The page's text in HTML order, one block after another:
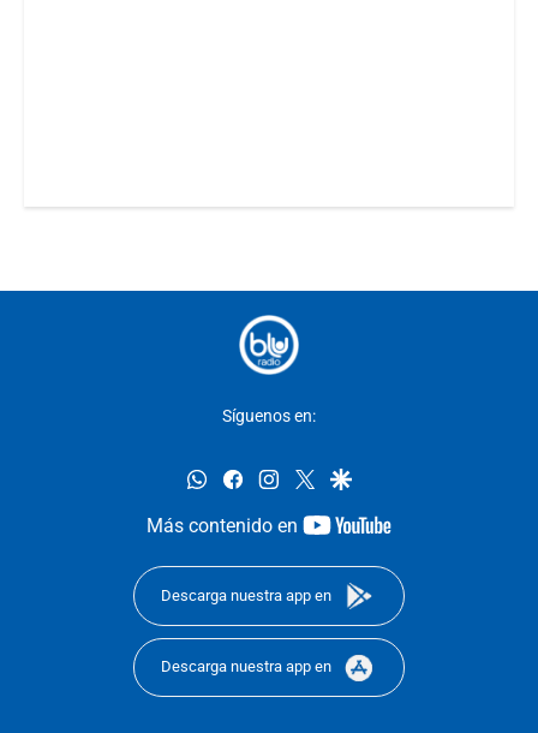
Síguenos en:
whatsappfacebookinstagram
twittergoogle
Más contenido en
youtube-
Descarga nuestra app en
Descarga nuestra app en